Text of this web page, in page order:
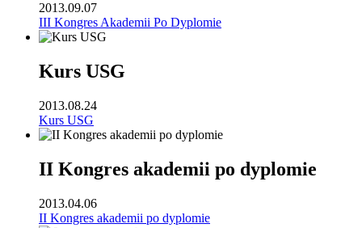
2013.09.07
III Kongres Akademii Po Dyplomie
Kurs USG
2013.08.24
Kurs USG
II Kongres akademii po dyplomie
2013.04.06
II Kongres akademii po dyplomie